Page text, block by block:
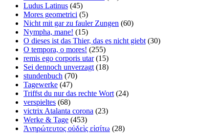
Ludus Latinus (45)
Mores geometrici (5)
Nicht mit gar zu fauler Zungen (60)
Nympha, mane! (15)
O dieses ist das Thier, das es nicht giebt (30)
O tempora, o mores! (255)
remis ego corporis utar(15)
Sei dennoch unverzagt (18)
stundenbuch (70)
Tagewerke (47)
Triffst du nur das rechte Wort (24)
verspieltes (68)
victrix Atalanta corona (23)
Werke & Tage (453)
Ἀνηρώτευτος οὐδεὶς εἰσίτω (28)